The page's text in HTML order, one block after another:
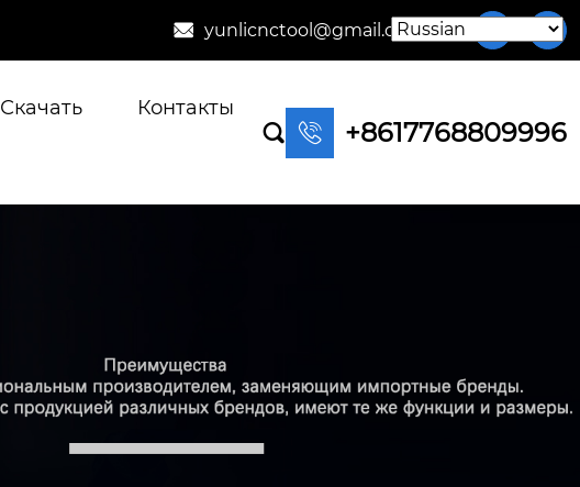
 yunlicnctool@gmail.com 
Скачать
Контакты
  +8617768809996